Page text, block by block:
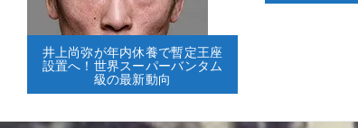
井上尚弥が年内休養で暫定王座
設置へ！世界スーパーバンタム
級の最新動向